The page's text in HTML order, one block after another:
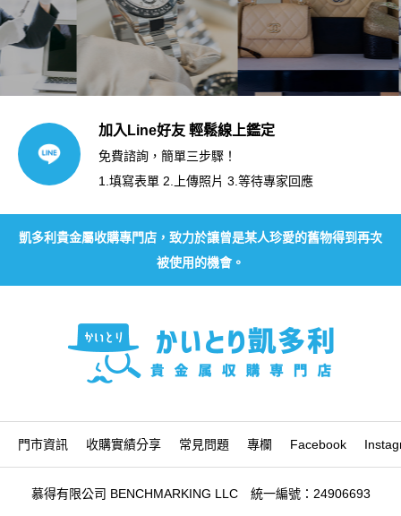
加入Line好友 輕鬆線上鑑定
免費諮詢，簡單三步驟！
1.填寫表單 2.上傳照片 3.等待專家回應
凱多利貴金屬收購專門店，致力於讓曾是某人珍愛的舊物得到再次
被使用的機會。
門市資訊 收購實績分享 常見問題 專欄 Facebook
慕得有限公司 BENCHMARKING LLC 統一編號：24906693